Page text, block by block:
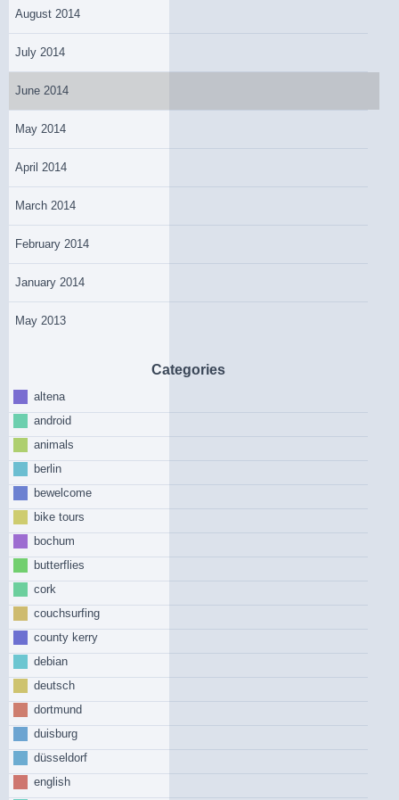
August 2014
July 2014
June 2014
May 2014
April 2014
March 2014
February 2014
January 2014
May 2013
Categories
altena
android
animals
berlin
bewelcome
bike tours
bochum
butterflies
cork
couchsurfing
county kerry
debian
deutsch
dortmund
duisburg
düsseldorf
english